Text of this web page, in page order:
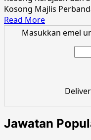
Kosong Majlis
Read MoreRead
more
Langkawi
Februari
2016
Masukkan emel
Jawatan